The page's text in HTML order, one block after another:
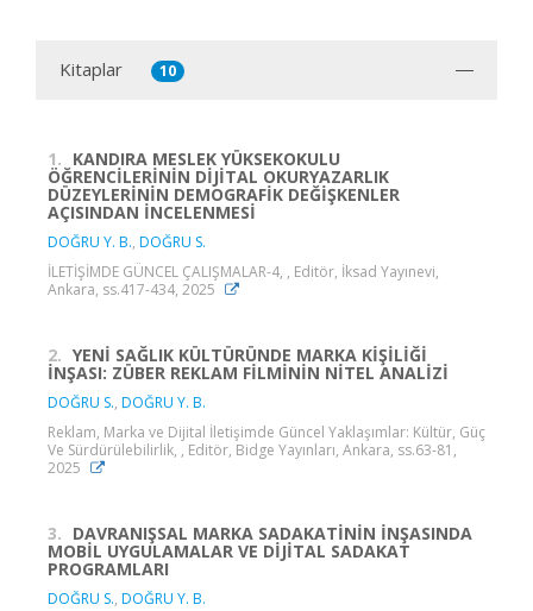
Kitaplar 10
1. KANDIRA MESLEK YÜKSEKOKULU
ÖĞRENCİLERİNİN DİJİTAL OKURYAZARLIK
DÜZEYLERİNİN DEMOGRAFİK DEĞİŞKENLER
AÇISINDAN İNCELENMESİ
DOĞRU Y. B., DOĞRU S.
İLETİŞİMDE GÜNCEL ÇALIŞMALAR-4, , Editör, İksad Yayınevi,
Ankara, ss.417-434, 2025
2. YENİ SAĞLIK KÜLTÜRÜNDE MARKA KİŞİLİĞİ
İNŞASI: ZÜBER REKLAM FİLMİNİN NİTEL ANALİZİ
DOĞRU S., DOĞRU Y. B.
Reklam, Marka ve Dijital İletişimde Güncel Yaklaşımlar: Kültür, Güç
Ve Sürdürülebilirlik, , Editör, Bidge Yayınları, Ankara, ss.63-81,
2025
3. DAVRANIŞSAL MARKA SADAKATİNİN İNŞASINDA
MOBİL UYGULAMALAR VE DİJİTAL SADAKAT
PROGRAMLARI
DOĞRU S., DOĞRU Y. B.